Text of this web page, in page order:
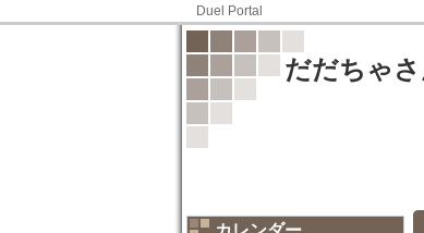
Duel Portal
だだちゃ